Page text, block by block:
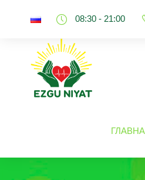
08:30 - 21:00